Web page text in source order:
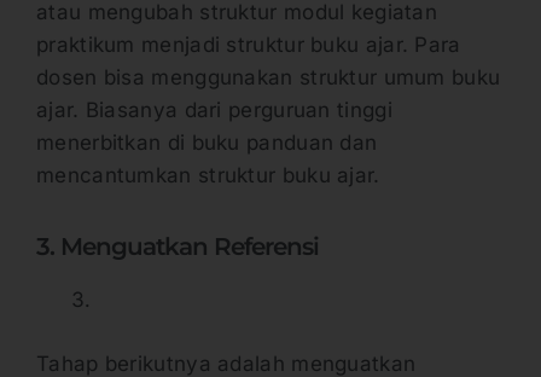
atau mengubah struktur modul kegiatan
praktikum menjadi struktur buku ajar. Para
dosen bisa menggunakan struktur umum buku
ajar. Biasanya dari perguruan tinggi
menerbitkan di buku panduan dan
mencantumkan struktur buku ajar.
3. Menguatkan Referensi
Tahap berikutnya adalah menguatkan